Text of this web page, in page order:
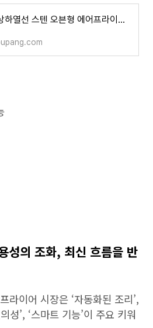
라헨느 상하열선 스텐 오븐형 에어프라이어 스팀 16리터 대용량 - 오븐형 에어프라이어 | 쿠팡
성의 조화, 최신 흐름을 반
라이어 시장은 ‘자동화된 조리’,
성’, ‘스마트 기능’이 주요 키워